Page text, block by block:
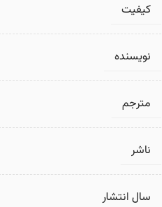
کیفیت
نویسنده
مترجم
ناشر
سال انتشار